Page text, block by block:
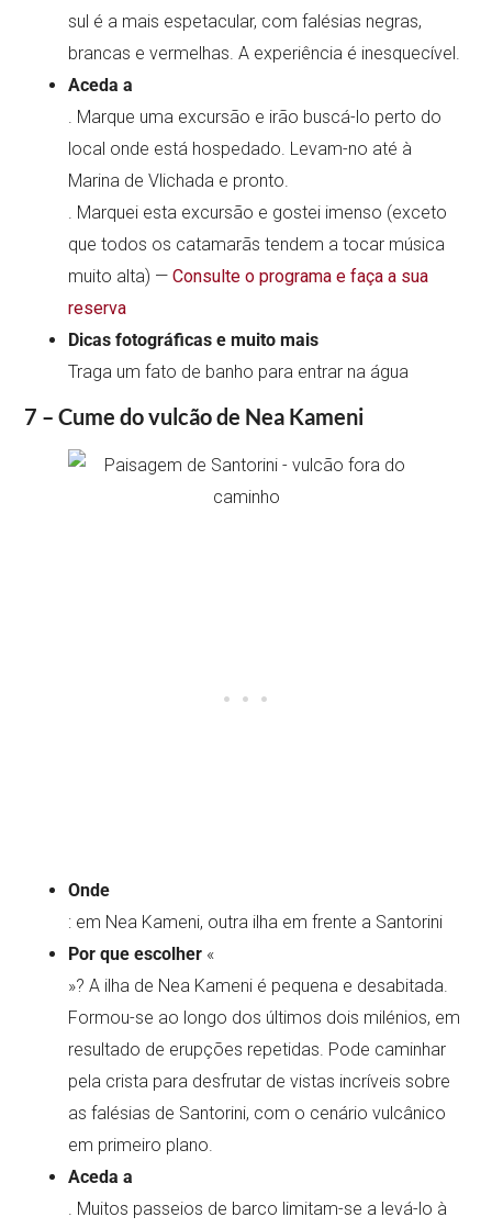
sul é a mais espetacular, com falésias negras,
brancas e vermelhas. A experiência é inesquecível.
Aceda a
. Marque uma excursão e irão buscá-lo perto do
local onde está hospedado. Levam-no até à
Marina de Vlichada e pronto.
. Marquei esta excursão e gostei imenso (exceto
que todos os catamarãs tendem a tocar música
muito alta) —Consulte o programa e faça a sua
reserva
Dicas fotográficas e muito mais
Traga um fato de banho para entrar na água
7 – Cume do vulcão de Nea Kameni
Onde
: em Nea Kameni, outra ilha em frente a Santorini
Por que escolher «
»? A ilha de Nea Kameni é pequena e desabitada.
Formou-se ao longo dos últimos dois milénios, em
resultado de erupções repetidas. Pode caminhar
pela crista para desfrutar de vistas incríveis sobre
as falésias de Santorini, com o cenário vulcânico
em primeiro plano.
Aceda a
. Muitos passeios de barco limitam-se a levá-lo à